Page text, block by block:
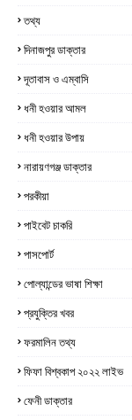
তথ্য
দিনাজপুর ডাক্তার
দূতাবাস ও এম্বাসি
ধনী হওয়ার আমল
ধনী হওয়ার উপায়
নারায়ণগঞ্জ ডাক্তার
পরকীয়া
পাইবেট চাকরি
পাসপোর্ট
পোল্যান্ডের ভাষা শিক্ষা
প্রযুক্তির খবর
ফরমালিন তথ্য
ফিফা বিশ্বকাপ ২০২২ লাইভ
ফেনী ডাক্তার